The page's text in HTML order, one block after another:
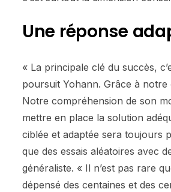
Une réponse
« La principale clé du succès,
poursuit Yohann. Grâce à notre
Notre compréhension de son
mettre en place la solution
ciblée et adaptée sera toujours
que des essais aléatoires avec
généraliste. « Il n’est pas rare
dépensé des centaines et des